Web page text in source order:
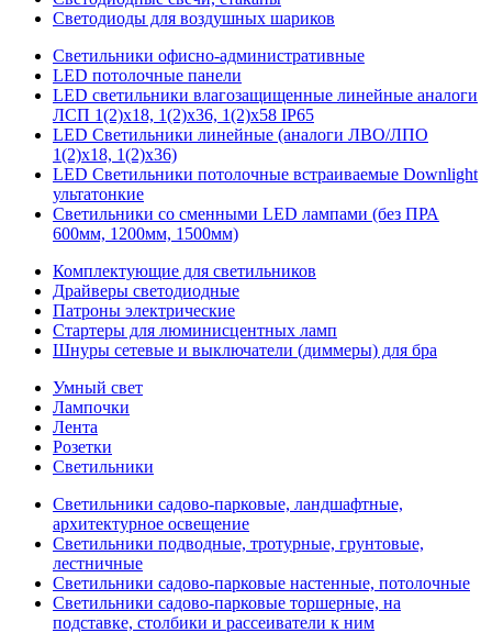
Светодиоды для воздушных шариков
Светильники офисно-административные
LED потолочные панели
LED светильники влагозащищенные линейные аналоги
ЛСП 1(2)х18, 1(2)х36, 1(2)х58 IP65
LED Светильники линейные (аналоги ЛВО/ЛПО
1(2)х18, 1(2)х36)
LED Светильники потолочные встраиваемые Downlight
ультатонкие
Светильники со сменными LED лампами (без ПРА
600мм, 1200мм, 1500мм)
Комплектующие для светильников
Драйверы светодиодные
Патроны электрические
Стартеры для люминисцентных ламп
Шнуры сетевые и выключатели (диммеры) для бра
Умный свет
Лампочки
Лента
Розетки
Светильники
Светильники садово-парковые, ландшафтные,
архитектурное освещение
Светильники подводные, тротурные, грунтовые,
лестничные
Светильники садово-парковые настенные, потолочные
Светильники садово-парковые торшерные, на
подставке, столбики и рассеиватели к ним